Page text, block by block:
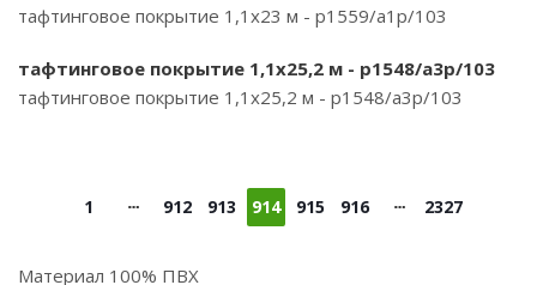
тафтинговое покрытие 1,1х23 м - p1559/a1p/103
тафтинговое покрытие 1,1х25,2 м - p1548/a3p/103
тафтинговое покрытие 1,1х25,2 м - p1548/a3p/103
1 912 913 914 915 916 2327
Материал 100% ПВХ